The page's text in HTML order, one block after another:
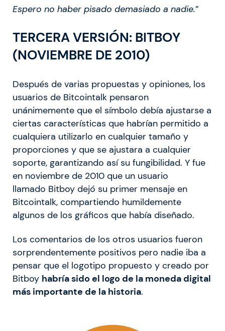
Espero no haber pisado demasiado a nadie.”
TERCERA VERSIÓN: BITBOY
(NOVIEMBRE DE 2010)
Después de varias propuestas y opiniones, los
usuarios de Bitcointalk pensaron
unánimemente que el símbolo debía ajustarse a
ciertas características que habrían permitido a
cualquiera utilizarlo en cualquier tamaño y
proporciones y que se ajustara a cualquier
soporte, garantizando así su fungibilidad. Y fue
en noviembre de 2010 que un usuario
llamado Bitboy dejó su primer mensaje en
Bitcointalk, compartiendo humildemente
algunos de los gráficos que había diseñado.
Los comentarios de los otros usuarios fueron
sorprendentemente positivos pero nadie iba a
pensar que el logotipo propuesto y creado por
Bitboy habría sido el logo de la moneda digital
más importante de la historia.